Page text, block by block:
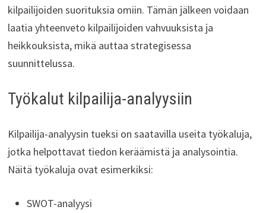
kilpailijoiden suorituksia omiin. Tämän jälkeen voidaan
laatia yhteenveto kilpailijoiden vahvuuksista ja
heikkouksista, mikä auttaa strategisessa
suunnittelussa.
Työkalut kilpailija-analyysiin
Kilpailija-analyysin tueksi on saatavilla useita työkaluja,
jotka helpottavat tiedon keräämistä ja analysointia.
Näitä työkaluja ovat esimerkiksi:
SWOT-analyysi